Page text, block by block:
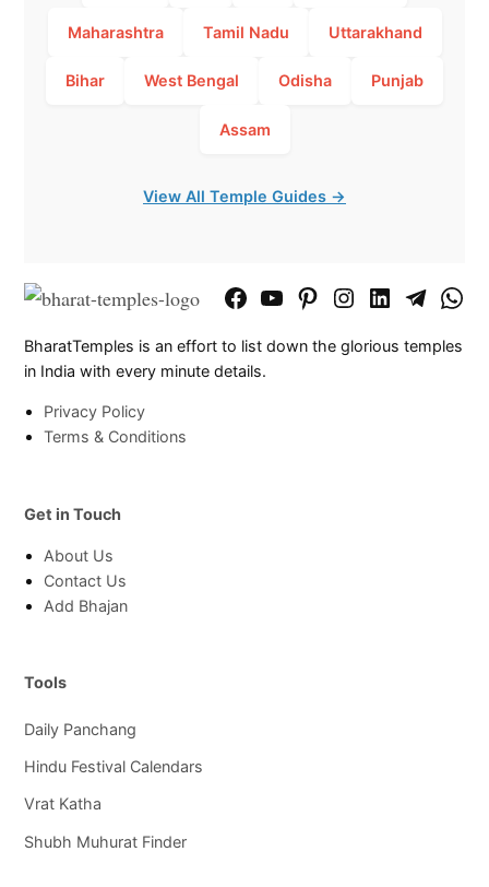
Maharashtra Tamil Nadu Uttarakhand
Bihar West Bengal Odisha Punjab
Assam
View All Temple Guides →
FacebookYouTubePinterestInstagram
LinkedInTelegram
BharatTemples is an effort to list down the glorious temples
in India with every minute details.
Privacy Policy
Terms & Conditions
Get in Touch
About Us
Contact Us
Add Bhajan
Tools
Daily Panchang
Hindu Festival Calendars
Vrat Katha
Shubh Muhurat Finder